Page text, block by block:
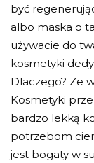
być
albo maska o
używacie do
kosmetyki
Dlaczego? Ze
Kosmetyki
bardzo lekką
potrzebom
jest bogaty w